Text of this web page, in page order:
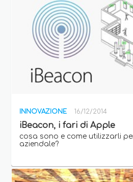
INNOVAZIONE 16/12/2014
iBeacon, i fari di Apple
cosa sono e come utilizzarli
aziendale?